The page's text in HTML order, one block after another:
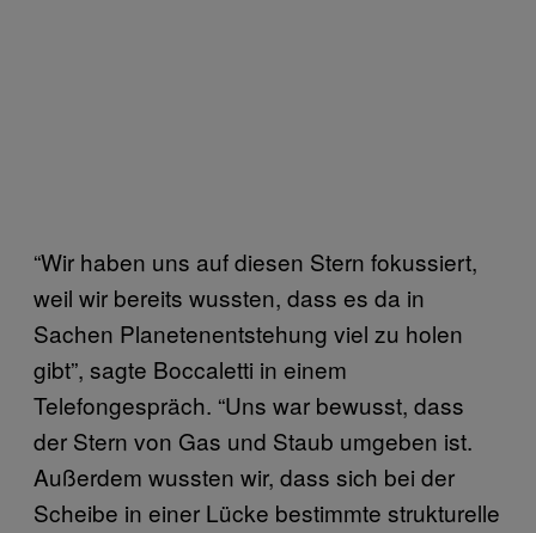
“Wir haben uns auf diesen Stern fokussiert,
weil wir bereits wussten, dass es da in
Sachen Planetenentstehung viel zu holen
gibt”, sagte Boccaletti in einem
Telefongespräch. “Uns war bewusst, dass
der Stern von Gas und Staub umgeben ist.
Außerdem wussten wir, dass sich bei der
Scheibe in einer Lücke bestimmte strukturelle